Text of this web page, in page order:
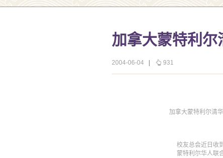
加拿大蒙特利
2004-06-04 931
加拿大蒙特利尔清
校友总会近日收
蒙特利尔华人联